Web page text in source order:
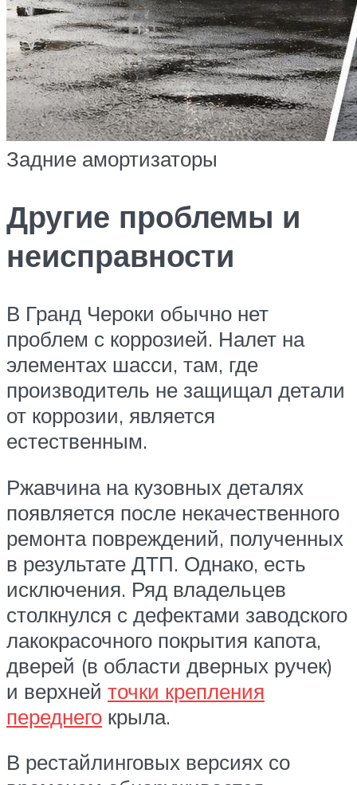
Задние амортизаторы
Другие проблемы и
неисправности
В Гранд Чероки обычно нет
проблем с коррозией. Налет на
элементах шасси, там, где
производитель не защищал детали
от коррозии, является
естественным.
Ржавчина на кузовных деталях
появляется после некачественного
ремонта повреждений, полученных
в результате ДТП. Однако, есть
исключения. Ряд владельцев
столкнулся с дефектами заводского
лакокрасочного покрытия капота,
дверей (в области дверных ручек)
и верхней точки крепления
переднего крыла.
В рестайлинговых версиях со